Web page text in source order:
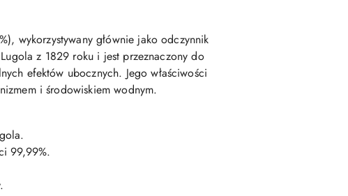
wykorzystywany głównie jako odczynnik
z 1829 roku i jest przeznaczony do
efektów ubocznych. Jego właściwości
i środowiskiem wodnym.
99,99%.